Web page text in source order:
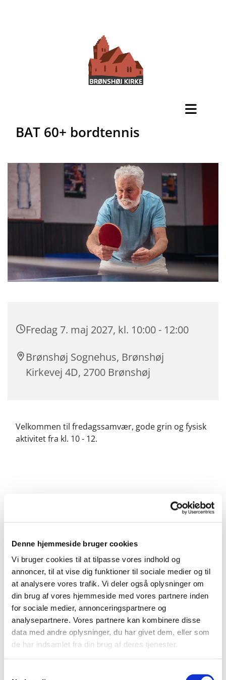
Denne hjemmeside bruger cookies
Vi bruger cookies til at tilpasse vores indhold og
annoncer, til at vise dig funktioner til sociale medier og til
at analysere vores trafik. Vi deler også oplysninger om
din brug af vores hjemmeside med vores partnere inden
for sociale medier, annonceringspartnere og
analysepartnere. Vores partnere kan kombinere disse
data med andre oplysninger, du har givet dem, eller som
de har indsamlet fra din brug af deres tjenester.
BAT 60+ bordtennis
Fredag 7. maj 2027, kl. 10:00 - 12:00
Brønshøj Sognehus, Brønshøj
Kirkevej 4D, 2700 Brønshøj
Velkommen til fredagssamvær, gode grin og fysisk
aktivitet fra kl. 10 - 12.
Du vil måske også kunne